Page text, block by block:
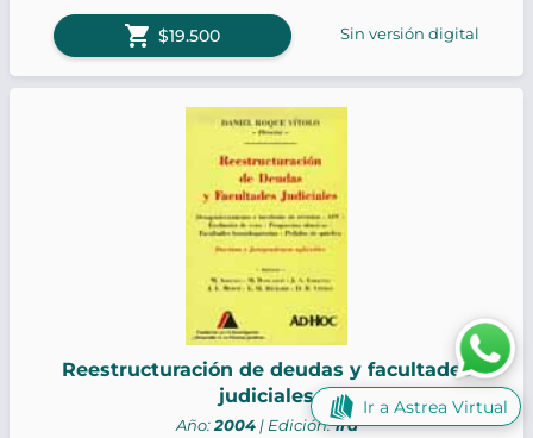
shopping_cart $19.500 Sin versión digital
Reestructuración de deudas y facultades
judiciales
Año:2004| Edición:1ra
Ir a Astrea Virtual